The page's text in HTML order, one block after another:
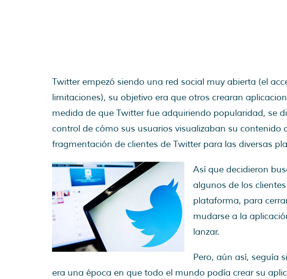
Twitter empezó siendo una red social muy abierta (el
limitaciones), su objetivo era que otros crearan
medida de que Twitter fue adquiriendo popularidad, se
control de cómo sus usuarios visualizaban su contenido
fragmentación de clientes de Twitter para las diversas
Así que decidieron
algunos de los
plataforma, para
mudarse a la
lanzar.
Pero, aún así, seguía
era una época en que todo el mundo podía crear su